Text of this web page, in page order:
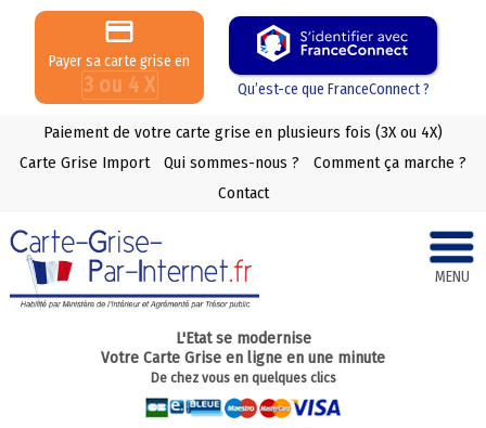
Payer sa carte grise en
3 ou 4 X Qu’est-ce que FranceConnect ?
Paiement de votre carte grise en plusieurs fois (3X ou 4X)
Carte Grise Import
Qui sommes-nous ?
Comment ça marche ?
Contact
MENU
L'Etat se modernise
Votre Carte Grise en ligne en une minute
De chez vous en quelques clics